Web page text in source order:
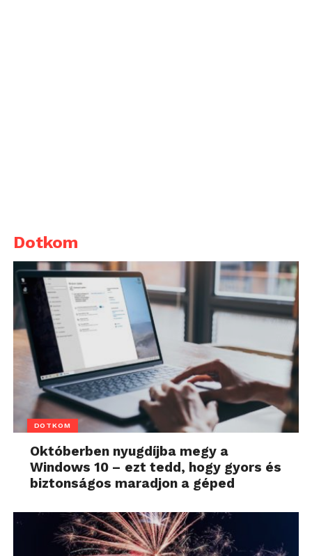
Dotkom
DOTKOM
Októberben nyugdíjba megy a
Windows 10 – ezt tedd, hogy gyors és
biztonságos maradjon a géped